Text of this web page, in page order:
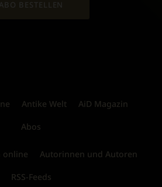
ABO BESTELLEN
Antike Welt AiD Magazin
Abos
online Autorinnen und Autoren
RSS-Feeds